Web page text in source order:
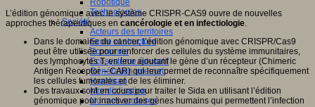
Robotique
Technologies
Société
Acteurs des territoires
Ecole et structure
Economie
Ecosystème éducatif
Génération internet
Handicap
Mondialisation
Normes scolaires
L’édition génomique avec le système CRISPR-CAS9 ouvre de nouvelles
approches thérapeutiques en cancérologie et en infectiologie.
Dans le domaine du cancer, l’édition génomique avec CRISPR/Cas9
peut être utilisée pour renforcer des cellules du système immunitaires,
des lymphocytes T, en leur ajoutant le gène d’un récepteur (Chimeric
Antigen Receptor – CAR) qui leur permet de reconnaître spécifiquement
les cellules tumorales et de les éliminer.
Des travaux sont en cours pour traiter le Sida en utilisant l’édition
génomique pour inactiver des gènes humains qui permettent l’infection